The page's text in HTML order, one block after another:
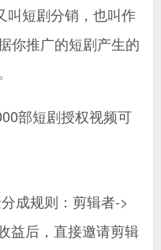
叫短剧分销，也叫作
你推广的短剧产生的
成规则：剪辑者->
益后，直接邀请剪辑